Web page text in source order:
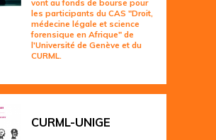
vont au fonds de bourse pour
les participants du CAS "Droit,
médecine légale et science
forensique en Afrique" de
l'Université de Genève et du
CURML.
CURML-UNIGE